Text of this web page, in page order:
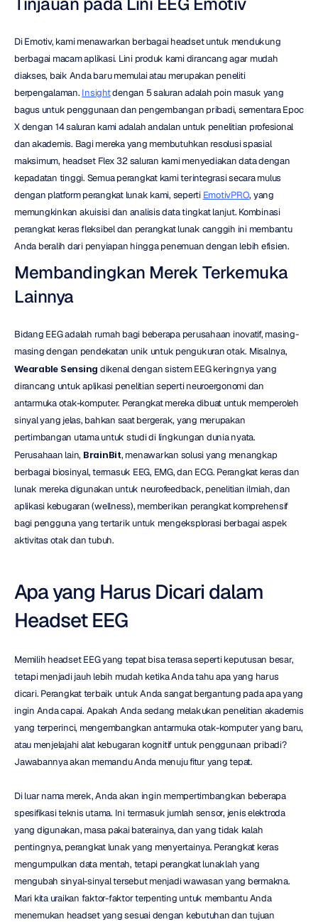
Di Emotiv, kami menawarkan berbagai headset untuk mendukung
berbagai macam aplikasi. Lini produk kami dirancang agar mudah
diakses, baik Anda baru memulai atau merupakan peneliti
berpengalaman. Insight dengan 5 saluran adalah poin masuk yang
bagus untuk penggunaan dan pengembangan pribadi, sementara Epoc
X dengan 14 saluran kami adalah andalan untuk penelitian profesional
dan akademis. Bagi mereka yang membutuhkan resolusi spasial
maksimum, headset Flex 32 saluran kami menyediakan data dengan
kepadatan tinggi. Semua perangkat kami terintegrasi secara mulus
dengan platform perangkat lunak kami, seperti EmotivPRO, yang
memungkinkan akuisisi dan analisis data tingkat lanjut. Kombinasi
perangkat keras fleksibel dan perangkat lunak canggih ini membantu
Anda beralih dari penyiapan hingga penemuan dengan lebih efisien.
Membandingkan Merek Terkemuka
Lainnya
Bidang EEG adalah rumah bagi beberapa perusahaan inovatif, masing-
Wearable Sensing dikenal dengan sistem EEG keringnya yang
dirancang untuk aplikasi penelitian seperti neuroergonomi dan
antarmuka otak-komputer. Perangkat mereka dibuat untuk memperoleh
sinyal yang jelas, bahkan saat bergerak, yang merupakan
pertimbangan utama untuk studi di lingkungan dunia nyata.
Perusahaan lain, BrainBit, menawarkan solusi yang menangkap
berbagai biosinyal, termasuk EEG, EMG, dan ECG. Perangkat keras dan
lunak mereka digunakan untuk neurofeedback, penelitian ilmiah, dan
aplikasi kebugaran (wellness), memberikan perangkat komprehensif
bagi pengguna yang tertarik untuk mengeksplorasi berbagai aspek
aktivitas otak dan tubuh.
Apa yang Harus Dicari dalam
Headset EEG
Memilih headset EEG yang tepat bisa terasa seperti keputusan besar,
tetapi menjadi jauh lebih mudah ketika Anda tahu apa yang harus
dicari. Perangkat terbaik untuk Anda sangat bergantung pada apa yang
ingin Anda capai. Apakah Anda sedang melakukan penelitian akademis
yang terperinci, mengembangkan antarmuka otak-komputer yang baru,
atau menjelajahi alat kebugaran kognitif untuk penggunaan pribadi?
Jawabannya akan memandu Anda menuju fitur yang tepat.
Di luar nama merek, Anda akan ingin mempertimbangkan beberapa
spesifikasi teknis utama. Ini termasuk jumlah sensor, jenis elektroda
yang digunakan, masa pakai baterainya, dan yang tidak kalah
pentingnya, perangkat lunak yang menyertainya. Perangkat keras
mengumpulkan data mentah, tetapi perangkat lunaklah yang
mengubah sinyal-sinyal tersebut menjadi wawasan yang bermakna.
Mari kita uraikan faktor-faktor terpenting untuk membantu Anda
menemukan headset yang sesuai dengan kebutuhan dan tujuan